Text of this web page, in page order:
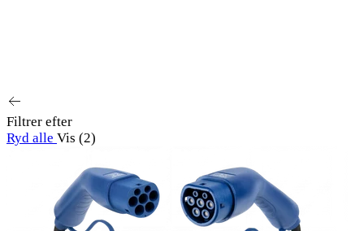
Fremhævet
Filtrer efter
Ryd alle Vis (2)